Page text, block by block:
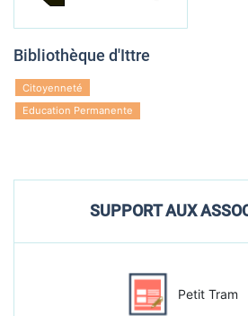
Bibliothèque d'Ittre
Citoyenneté
Education Permanente
SUPPORT AUX
Petit Tram